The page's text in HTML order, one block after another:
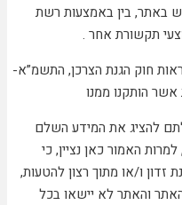
באתר, בין באמצעות רשת
תקשורת אחר .
חוק הגנת הצרכן, התשמ”א-
להציג את המידע השלם
האמור כאן נציין, כי
זדון ו/או מתוך רצון להטעות,
והאתר לא יישאו בכל